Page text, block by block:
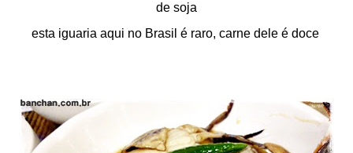
de soja
esta iguaria aqui no Brasil é raro, carne dele é doce